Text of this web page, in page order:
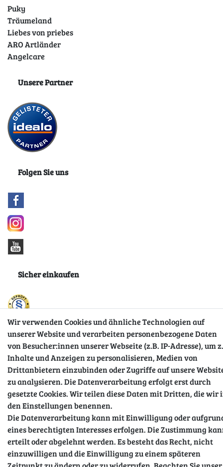
Puky
Träumeland
Liebes von priebes
ARO Artländer
Angelcare
Unsere Partner
Folgen Sie uns
Sicher einkaufen
Impressum Daten­schutz­erklärung
Barrierefreiheitserklärung Widerrufs­recht
Wir verwenden Cookies und ähnliche Technologien auf
unserer Website und verarbeiten personenbezogene Daten
von Besucher:innen unserer Webseite (z.B. IP-Adresse), um
Inhalte und Anzeigen zu personalisieren, Medien von
Drittanbietern einzubinden oder Zugriffe auf unsere
zu analysieren. Die Datenverarbeitung erfolgt erst durch
gesetzte Cookies. Wir teilen diese Daten mit Dritten, die wir
den Einstellungen benennen.
Die Datenverarbeitung kann mit Einwilligung oder
eines berechtigten Interesses erfolgen. Die Zustimmung
erteilt oder abgelehnt werden. Es besteht das Recht, nicht
einzuwilligen und die Einwilligung zu einem späteren